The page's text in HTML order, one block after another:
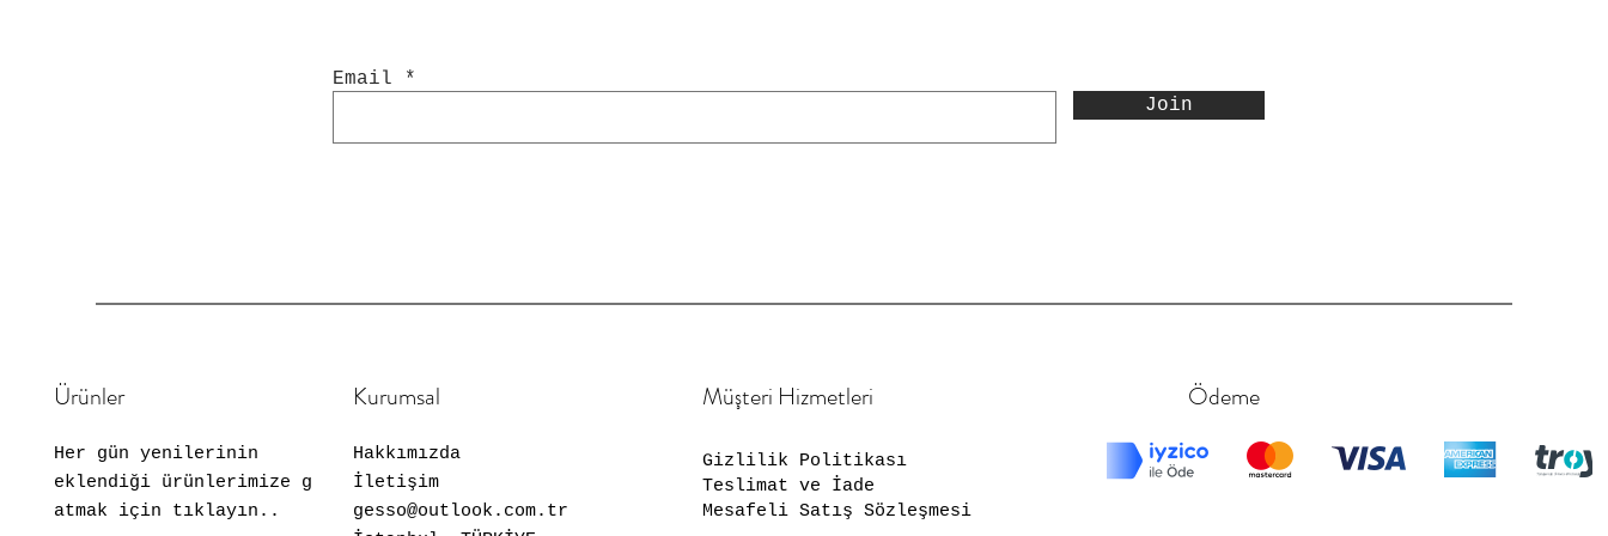
Email
Join
Ürünler
Her gün yenilerinin
eklendiği ürünlerimize göz
atmak için tıklayın..
Kurumsal
Hakkımızda
İletişim
gesso@outlook.com.tr
Müşteri Hizmetleri
Gizlilik Politikası
Teslimat ve İade
Mesafeli Satış Sözleşmesi
Ödeme